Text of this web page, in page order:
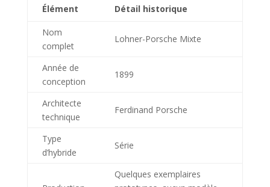
Élément Détail historique
Nom
complet
Lohner-Porsche Mixte
Année de
conception
1899
Architecte
technique
Ferdinand Porsche
Type
d’hybride
Série
Quelques exemplaires